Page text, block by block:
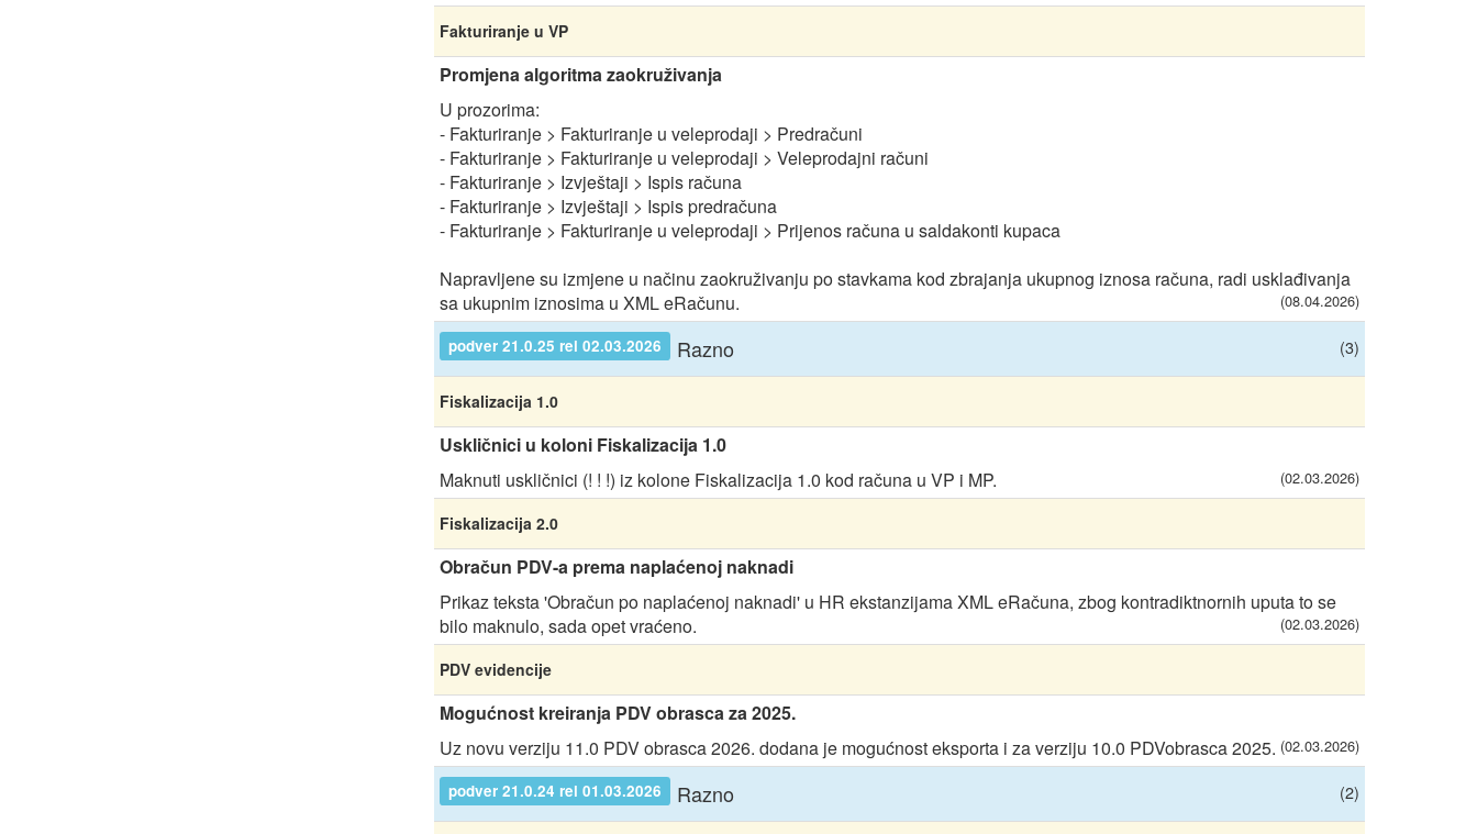
Fakturiranje u VP
Promjena algoritma zaokruživanja
U prozorima:
- Fakturiranje > Fakturiranje u veleprodaji > Predračuni
- Fakturiranje > Fakturiranje u veleprodaji > Veleprodajni računi
- Fakturiranje > Izvještaji > Ispis računa
- Fakturiranje > Izvještaji > Ispis predračuna
- Fakturiranje > Fakturiranje u veleprodaji > Prijenos računa u saldakonti kupaca
Napravljene su izmjene u načinu zaokruživanju po stavkama kod zbrajanja ukupnog iznosa računa, radi usklađivanja
sa ukupnim iznosima u XML eRačunu.
(08.04.2026)
podver 21.0.25 rel 02.03.2026 Razno (3)
Fiskalizacija 1.0
Uskličnici u koloni Fiskalizacija 1.0
Maknuti uskličnici (! ! !) iz kolone Fiskalizacija 1.0 kod računa u VP i MP.
(02.03.2026)
Fiskalizacija 2.0
Obračun PDV-a prema naplaćenoj naknadi
Prikaz teksta 'Obračun po naplaćenoj naknadi' u HR ekstanzijama XML eRačuna, zbog kontradiktnornih uputa to se
bilo maknulo, sada opet vraćeno.
(02.03.2026)
PDV evidencije
Mogućnost kreiranja PDV obrasca za 2025.
Uz novu verziju 11.0 PDV obrasca 2026. dodana je mogućnost eksporta i za verziju 10.0 PDVobrasca 2025. (02.03.2026)
podver 21.0.24 rel 01.03.2026 Razno (2)